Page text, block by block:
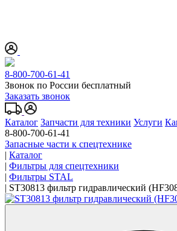
8-800-700-61-41
Звонок по России бесплатный
Заказать звонок
Каталог Запчасти для техники Услуги
8-800-700-61-41
Запасные части к спецтехнике
| Каталог
| Фильтры для спецтехники
| Фильтры STAL
| ST30813 фильтр гидравлический